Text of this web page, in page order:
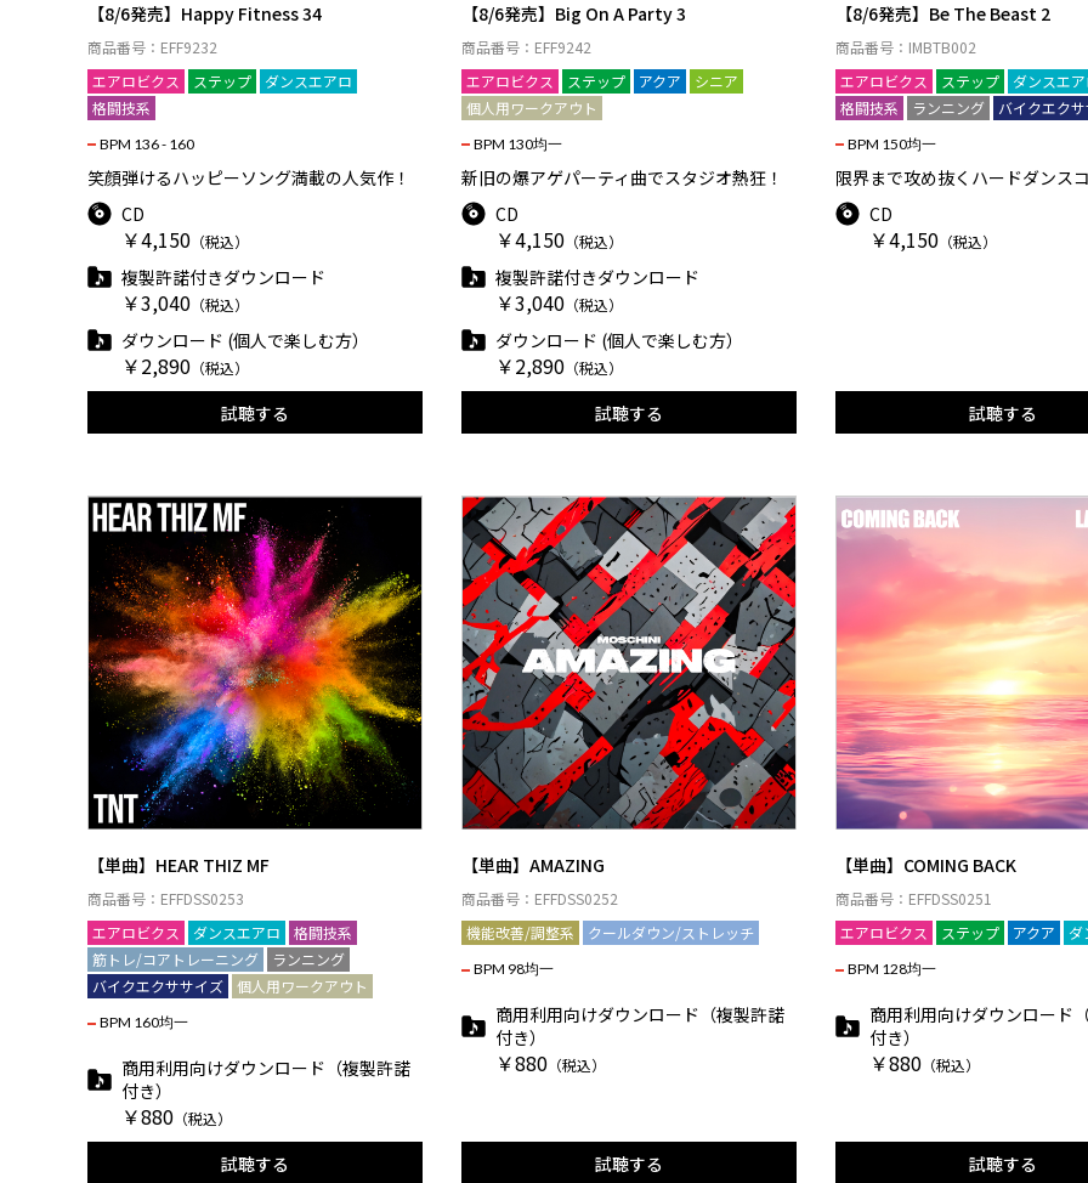
【8/6発売】Happy Fitness 34
商品番号：EFF9232
エアロビクス
ステップ
ダンスエアロ
格闘技系
BPM 136 - 160
笑顔弾けるハッピーソング満載の人気作！
CD
￥4,150 （税込）
複製許諾付きダウンロード
￥3,040 （税込）
ダウンロード (個人で楽しむ方）
￥2,890 （税込）
試聴する
【8/6発売】Big On A Party 3
商品番号：EFF9242
エアロビクス
ステップ アクア
シニア
個人用ワークアウト
BPM 130均一
新旧の爆アゲパーティ曲でスタジオ熱狂！
CD
￥4,150 （税込）
複製許諾付きダウンロード
￥3,040 （税込）
ダウンロード (個人で楽しむ方）
￥2,890 （税込）
試聴する
【8/6発売】Be The Beast 2
商品番号：IMBTB002
エアロビクス
ステップ
ダンスエ
格闘技系
ランニング バイクエク
BPM 150均一
限界まで攻め抜くハードダンス
CD
￥4,150 （税込）
試聴する
【単曲】HEAR THIZ MF
商品番号：EFFDSS0253
エアロビクス
ダンスエアロ
格闘技系
筋トレ/コアトレーニング
ランニング
バイクエクササイズ
個人用ワークアウト
BPM 160均一
商用利用向けダウンロード（複製許諾
付き）
￥880 （税込）
試聴する
【単曲】AMAZING
商品番号：EFFDSS0252
機能改善/調整系
クールダウン/ストレッチ
BPM 98均一
商用利用向けダウンロード（複製許諾
付き）
￥880 （税込）
試聴する
【単曲】COMING BACK
商品番号：EFFDSS0251
エアロビクス
ステップ アクア ダ
BPM 128均一
商用利用向けダウンロード
付き）
￥880 （税込）
試聴する